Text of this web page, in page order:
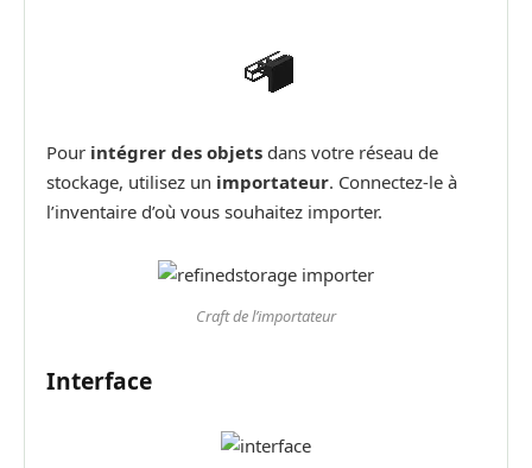
Pour intégrer des objets dans votre réseau de
stockage, utilisez un importateur. Connectez-le à
l’inventaire d’où vous souhaitez importer.
Craft de l’importateur
Interface